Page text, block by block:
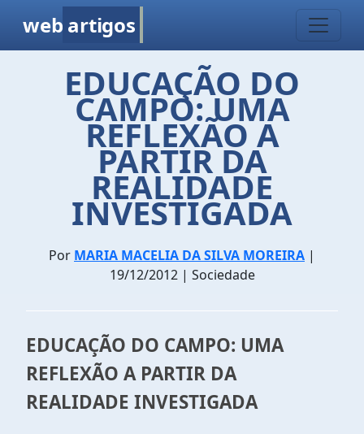
web artigos
EDUCAÇÃO DO
CAMPO: UMA
REFLEXÃO A
PARTIR DA
REALIDADE
INVESTIGADA
Por MARIA MACELIA DA SILVA MOREIRA |
19/12/2012 | Sociedade
EDUCAÇÃO DO CAMPO: UMA
REFLEXÃO A PARTIR DA
REALIDADE INVESTIGADA